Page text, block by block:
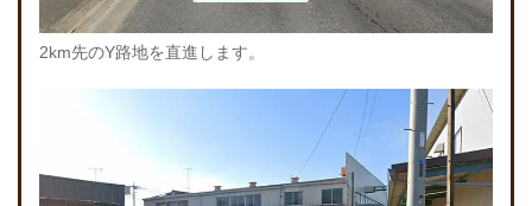
2km先のY路地を直進します。